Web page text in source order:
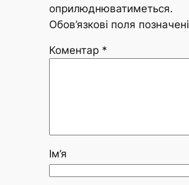
оприлюднюватиметься.
Обов’язкові поля позначені
Коментар *
Ім’я